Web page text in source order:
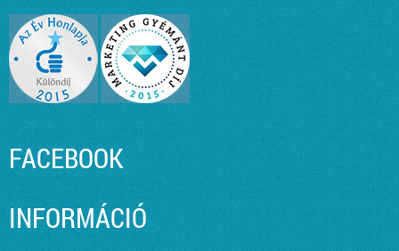
FACEBOOK
INFORMÁCIÓ